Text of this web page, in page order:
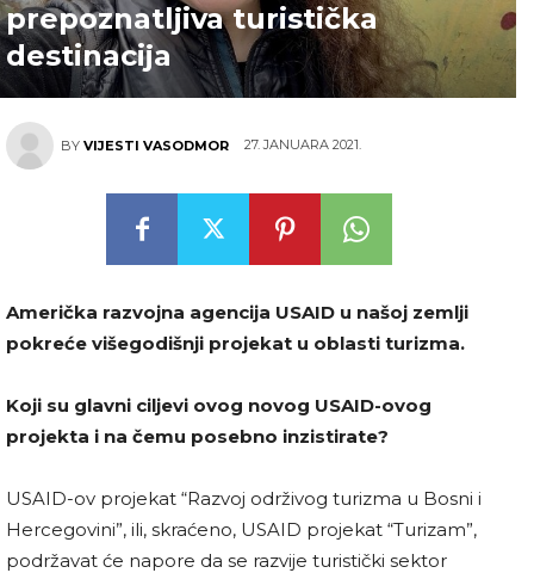
prepoznatljiva turistička
destinacija
BY VIJESTI VASODMOR 27. JANUARA 2021.
Američka razvojna agencija USAID u našoj zemlji
pokreće višegodišnji projekat u oblasti turizma.
Koji su glavni ciljevi ovog novog USAID-ovog
projekta i na čemu posebno inzistirate?
USAID-ov projekat “Razvoj održivog turizma u Bosni i
Hercegovini”, ili, skraćeno, USAID projekat “Turizam”,
podržavat će napore da se razvije turistički sektor